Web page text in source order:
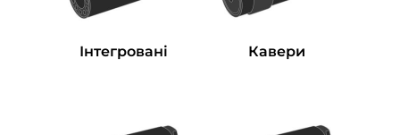
Інтегровані Кавери